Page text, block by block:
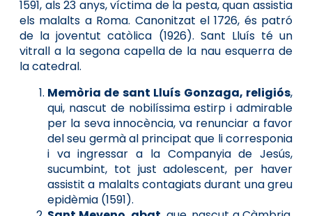
1591, als 23 anys, víctima de la pesta, quan assistia
els malalts a Roma. Canonitzat el 1726, és patró
de la joventut catòlica (1926). Sant Lluís té un
vitrall a la segona capella de la nau esquerra de
la catedral.
Memòria de sant Lluís Gonzaga, religiós,
qui, nascut de nobilíssima estirp i admirable
per la seva innocència, va renunciar a favor
del seu germà al principat que li corresponia
i va ingressar a la Companyia de Jesús,
sucumbint, tot just adolescent, per haver
assistit a malalts contagiats durant una greu
epidèmia (1591).